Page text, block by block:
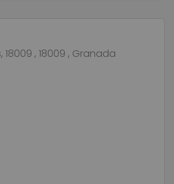
, 18009 , Granada